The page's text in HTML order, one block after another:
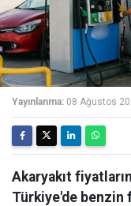
Yayınlanma: 08 Ağustos
Akaryakıt
Türkiye'de benzin